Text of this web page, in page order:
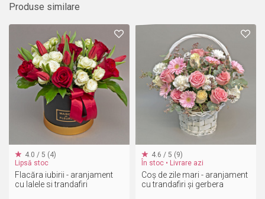
Produse similare
4.0 / 5 (4)
Lipsă stoc
Flacăra iubirii - aranjament
cu lalele si trandafiri
4.6 / 5 (9)
În stoc • Livrare azi
Coș de zile mari - aranjament
cu trandafiri și gerbera